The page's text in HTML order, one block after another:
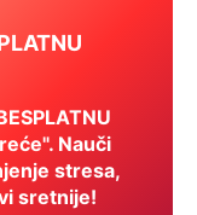
Nauči
stresa,
sretnije!